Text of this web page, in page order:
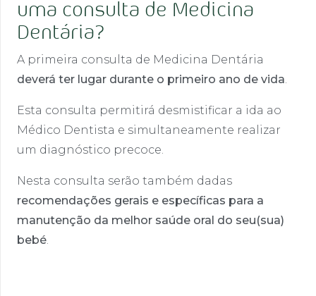
uma consulta de Medicina
Dentária?
A primeira consulta de Medicina Dentária
deverá ter lugar durante o primeiro ano de vida
Esta consulta permitirá desmistificar a ida ao
Médico Dentista e simultaneamente realizar
um diagnóstico precoce.
Nesta consulta serão também dadas
recomendações gerais e específicas para a
manutenção da melhor saúde oral do seu(sua)
bebé